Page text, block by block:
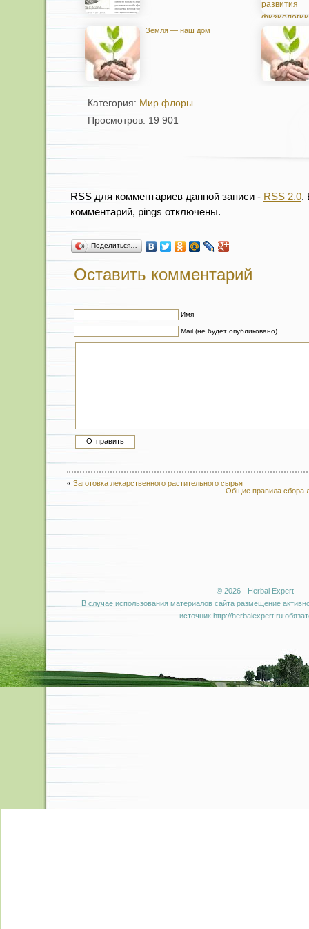
Земля — наш дом
Категория: Мир флоры
Просмотров: 19 901
RSS для комментариев данной записи - RSS 2.0.
комментарий, pings отключены.
Поделиться…
Оставить комментарий
Имя
Mail (не будет опубликовано)
« Заготовка лекарственного растительного сырья
Общие правила сбора
© 2026 - Herbal Expert
В случае использования материалов сайта размещение
источник http://herbalexpert.ru